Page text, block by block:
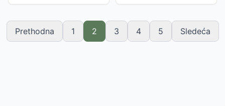
Prethodna 1 2 3 4 5 Sledeća